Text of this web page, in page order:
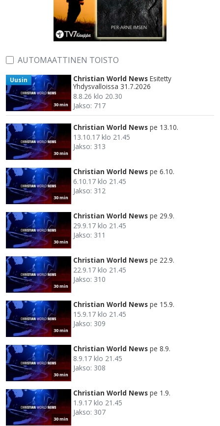
AUTOMAATTINEN TOISTO
30 min
Uusin Christian World News Esitetty
Yhdysvalloissa 31.7.2026
8.8.26 klo 20.30
Jakso: 717
30 min
Christian World News pe 13.10.
13.10.17 klo 21.45
Jakso: 313
30 min
Christian World News pe 6.10.
6.10.17 klo 21.45
Jakso: 312
30 min
Christian World News pe 29.9.
29.9.17 klo 21.45
Jakso: 311
30 min
Christian World News pe 22.9.
22.9.17 klo 21.45
Jakso: 310
30 min
Christian World News pe 15.9.
15.9.17 klo 21.45
Jakso: 309
30 min
Christian World News pe 8.9.
8.9.17 klo 21.45
Jakso: 308
30 min
Christian World News pe 1.9.
1.9.17 klo 21.45
Jakso: 307